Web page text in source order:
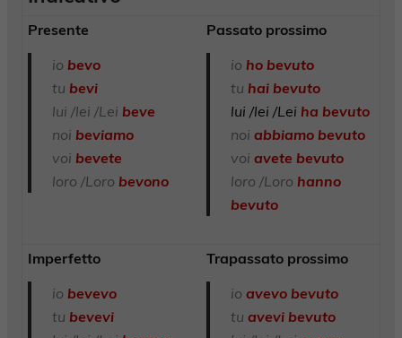
Presente
io bevo
tu bevi
lui /lei /Lei beve
noi beviamo
voi bevete
loro /Loro bevono
Passato prossimo
io ho bevuto
tu hai bevuto
lui /lei /Lei ha bevuto
noi abbiamo bevuto
voi avete bevuto
loro /Loro hanno
bevuto
Imperfetto
io bevevo
tu bevevi
Trapassato prossimo
io avevo bevuto
tu avevi bevuto